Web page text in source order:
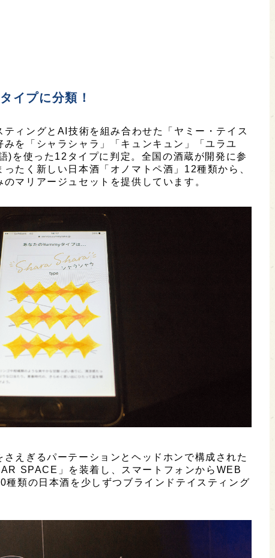
イプに分類！
ティングとAI技術を組み合わせた「ヤミー・テイス
を「シャラシャラ」「キュンキュン」「ユラユ
)を使った12タイプに判定。全国の酒蔵が開発に参
たく新しい日本酒「オノマトペ酒」12種類から、
マリアージュセットを提供しています。
えぎるパーテーションとヘッドホンで構成された
SPACE」を装着し、スマートフォンからWEB
種類の日本酒を少しずつブラインドテイスティング